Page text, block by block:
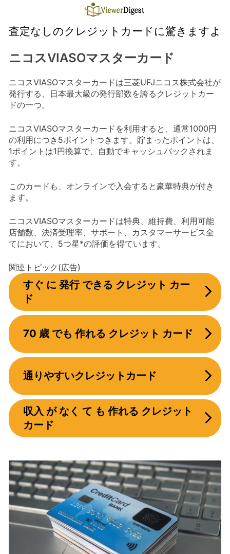
content
査定なしのクレジットカードに驚きますよ
ニコスVIASOマスターカード
ニコスVIASOマスターカードは三菱UFJニコス株式会社が
発行する、日本最大級の発行部数を誇るクレジットカー
ドの一つ。
ニコスVIASOマスターカードを利用すると、通常1000円
の利用につき5ポイントつきます。貯まったポイントは、
1ポイントは1円換算で、自動でキャッシュバックされま
す。
このカードも、オンラインで入会すると豪華特典が付き
ます。
ニコスVIASOマスターカードは特典、維持費、利用可能
店舗数、決済受理率、サポート、カスタマーサービス全
てにおいて、5つ星*の評価を得ています。
関連トピック(広告)
すぐ に 発行 できる クレジット カー
ド
70 歳 でも 作れる クレジット カード
通りやすいクレジットカード
収入 が なく て も 作れる クレジット
カード